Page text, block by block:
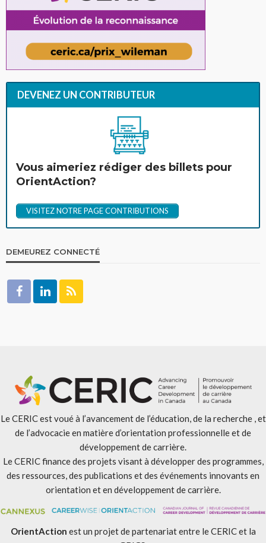
DEVENEZ UN CONTRIBUTEUR
Vous aimeriez rédiger des billets pour
OrientAction?
VISITEZ NOTRE PAGE CONTRIBUTIONS
DEMEUREZ CONNECTÉ
Le CERIC est voué à l’avancement de l’éducation, de la recherche , et
de l’advocacie en matière d’orientation professionnelle et de
développement de carrière.
Le CERIC finance des projets visant à développer des programmes,
des ressources, des publications et des événements innovants en
orientation et en développement de carrière.
OrientAction est un projet de partenariat entre le CERIC et la